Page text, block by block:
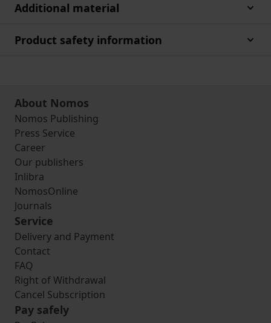
Additional material
Product safety information
About Nomos
Nomos Publishing
Press Service
Career
Our publishers
Inlibra
NomosOnline
Journals
Service
Delivery and Payment
Contact
FAQ
Right of Withdrawal
Cancel Subscription
Pay safely